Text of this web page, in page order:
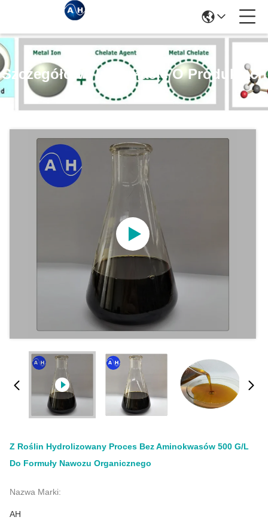
Szczegółowe Informacje O Produktach
Z Roślin Hydrolizowany Proces Bez Aminokwasów 500 G/l
Do Formuły Nawozu Organicznego
Nazwa Marki:
AH